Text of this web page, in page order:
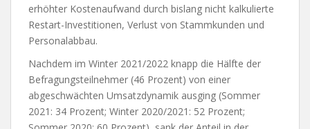
erhöhter Kostenaufwand durch bislang nicht kalkulierte
Restart-Investitionen, Verlust von Stammkunden und
Personalabbau.
Nachdem im Winter 2021/2022 knapp die Hälfte der
Befragungsteilnehmer (46 Prozent) von einer
abgeschwächten Umsatzdynamik ausging (Sommer
2021: 34 Prozent; Winter 2020/2021: 52 Prozent;